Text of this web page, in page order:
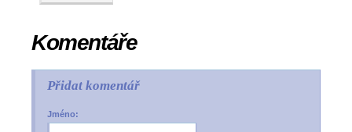
Komentáře
Přidat komentář
Jméno: